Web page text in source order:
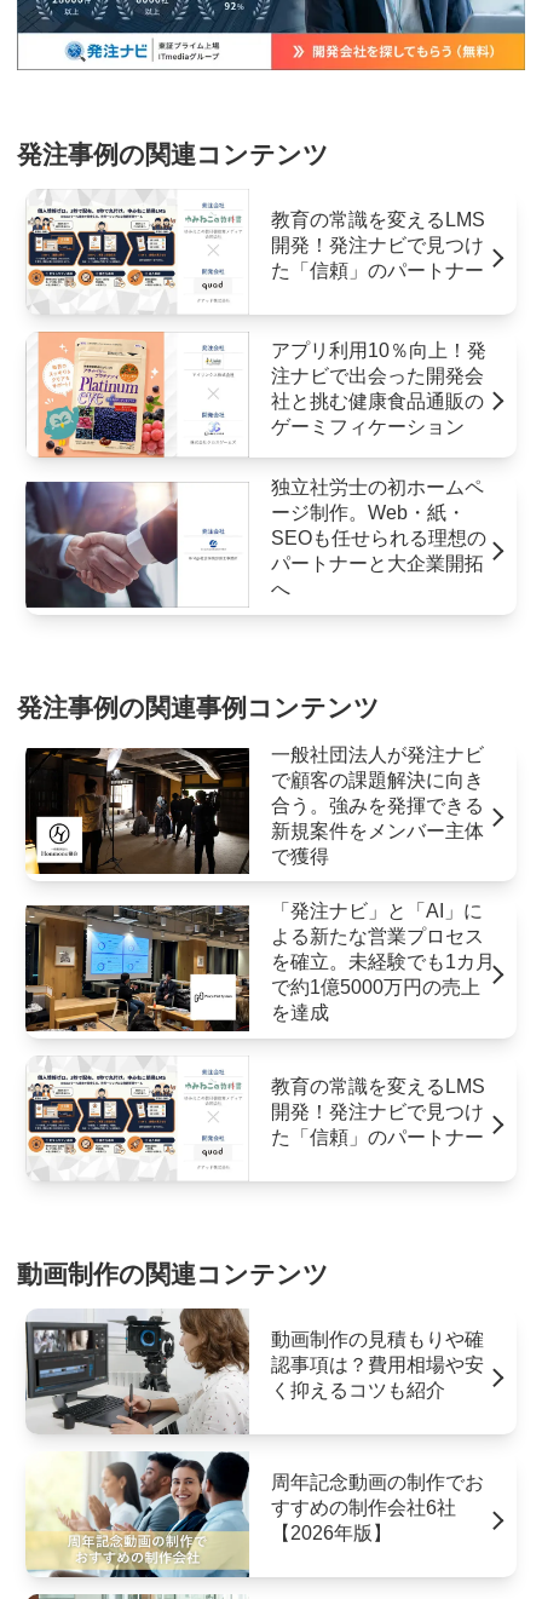
発注事例の関連コンテンツ
教育の常識を変えるLMS
開発！発注ナビで見つけ
た「信頼」のパートナー
アプリ利用10％向上！発
注ナビで出会った開発会
社と挑む健康食品通販の
ゲーミフィケーション
独立社労士の初ホームペ
ージ制作。Web・紙・
SEOも任せられる理想の
パートナーと大企業開拓
へ
発注事例の関連事例コンテンツ
一般社団法人が発注ナビ
で顧客の課題解決に向き
合う。強みを発揮できる
新規案件をメンバー主体
で獲得
「発注ナビ」と「AI」に
よる新たな営業プロセス
を確立。未経験でも1カ月
で約1億5000万円の売上
を達成
教育の常識を変えるLMS
開発！発注ナビで見つけ
た「信頼」のパートナー
動画制作の関連コンテンツ
動画制作の見積もりや確
認事項は？費用相場や安
く抑えるコツも紹介
周年記念動画の制作でお
すすめの制作会社6社
【2026年版】